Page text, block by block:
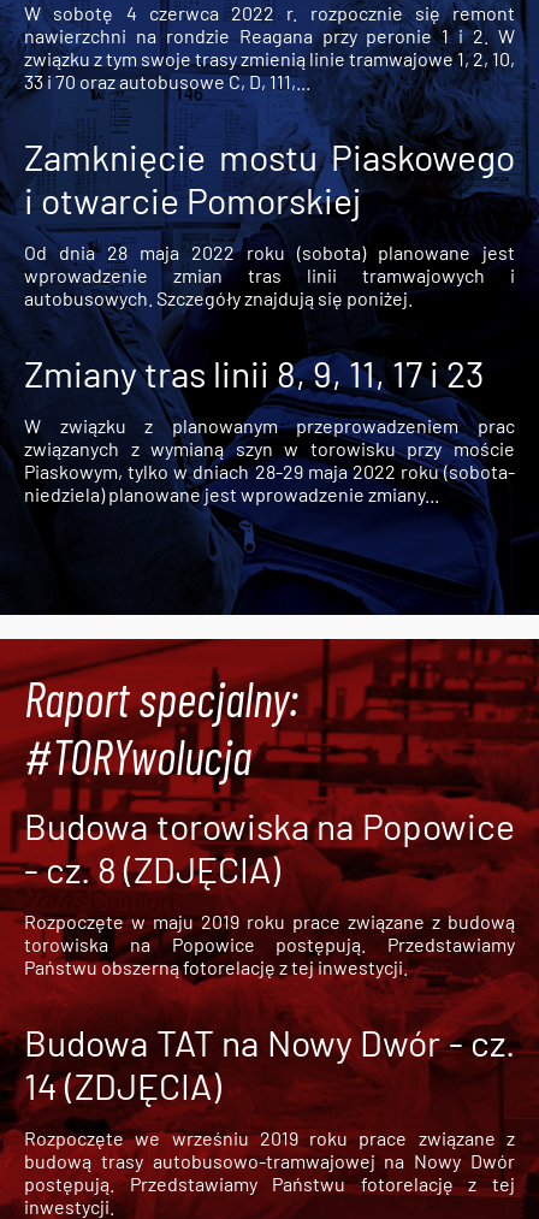
W sobotę 4 czerwca 2022 r. rozpocznie się remont
nawierzchni na rondzie Reagana przy peronie 1 i 2. W
związku z tym swoje trasy zmienią linie tramwajowe 1, 2, 10,
33 i 70 oraz autobusowe C, D, 111,...
Zamknięcie mostu Piaskowego
i otwarcie Pomorskiej
Od dnia 28 maja 2022 roku (sobota) planowane jest
wprowadzenie zmian tras linii tramwajowych i
autobusowych. Szczegóły znajdują się poniżej.
Zmiany tras linii 8, 9, 11, 17 i 23
W związku z planowanym przeprowadzeniem prac
związanych z wymianą szyn w torowisku przy moście
Piaskowym, tylko w dniach 28-29 maja 2022 roku (sobota-
niedziela) planowane jest wprowadzenie zmiany...
Raport specjalny:
#TORYwolucja
Budowa torowiska na Popowice
- cz. 8 (ZDJĘCIA)
Rozpoczęte w maju 2019 roku prace związane z budową
torowiska na Popowice
postępują. Przedstawiamy
Państwu obszerną fotorelację z tej inwestycji.
Budowa TAT na Nowy Dwór - cz.
14 (ZDJĘCIA)
Rozpoczęte we wrześniu 2019 roku prace związane z
budową trasy autobusowo-tramwajowej na Nowy Dwór
postępują. Przedstawiamy Państwu fotorelację z tej
inwestycji.